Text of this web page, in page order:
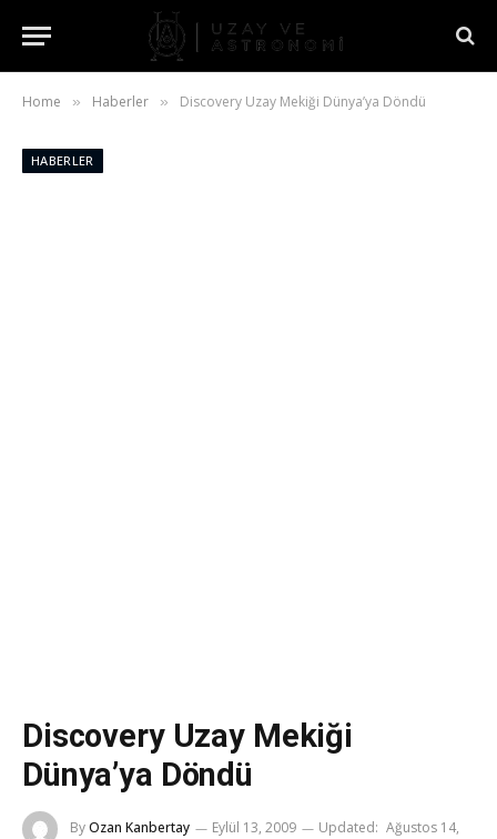
Home » Haberler » Discovery Uzay Mekiği Dünya’ya Döndü
HABERLER
Discovery Uzay Mekiği
Dünya’ya Döndü
ByOzan Kanbertay Eylül 13, 2009 Updated: Ağustos 14,